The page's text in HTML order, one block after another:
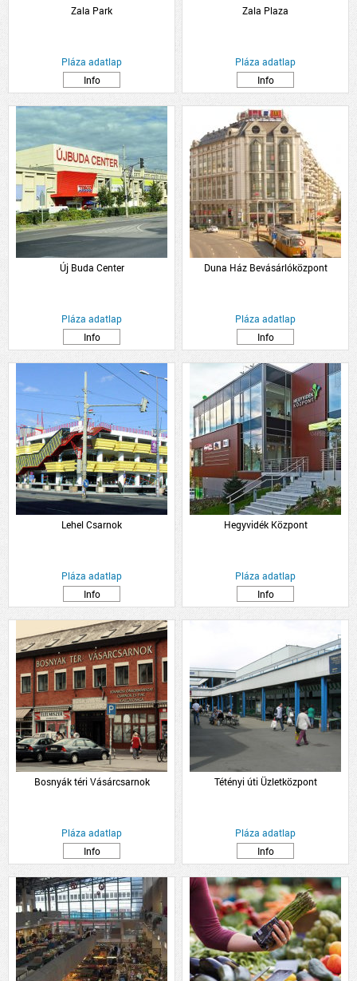
Zala Park
Pláza adatlap
Info
Zala Plaza
Pláza adatlap
Info
Új Buda Center
Pláza adatlap
Info
Duna Ház Bevásárlóközpont
Pláza adatlap
Info
Lehel Csarnok
Pláza adatlap
Info
Hegyvidék Központ
Pláza adatlap
Info
Bosnyák téri Vásárcsarnok
Pláza adatlap
Info
Tétényi úti Üzletközpont
Pláza adatlap
Info